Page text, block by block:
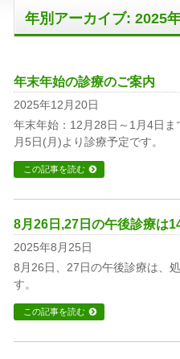
年別アーカイブ: 2025
年末年始の診療のご案内
2025年12月20日
年末年始：12月28日～1月4日
月5日(月)より診療予定です。
この記事を読む
8月26日,27日の午後診療は
2025年8月25日
8月26日、27日の午後診療は、
す。
この記事を読む